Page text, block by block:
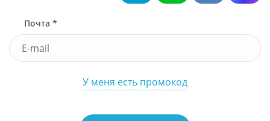
Почта *
У меня есть промокод